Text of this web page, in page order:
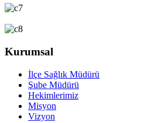
Kurumsal
İlçe Sağlık Müdürü
Şube Müdürü
Hekimlerimiz
Misyon
Vizyon